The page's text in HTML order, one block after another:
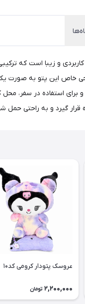
و زیبا است که
خاص این پتو به صورت
برای استفاده در سفر،
قرار گیرد و به راحتی
عروسک پتودار کرومی کد۱۰
2,200,000 تومان